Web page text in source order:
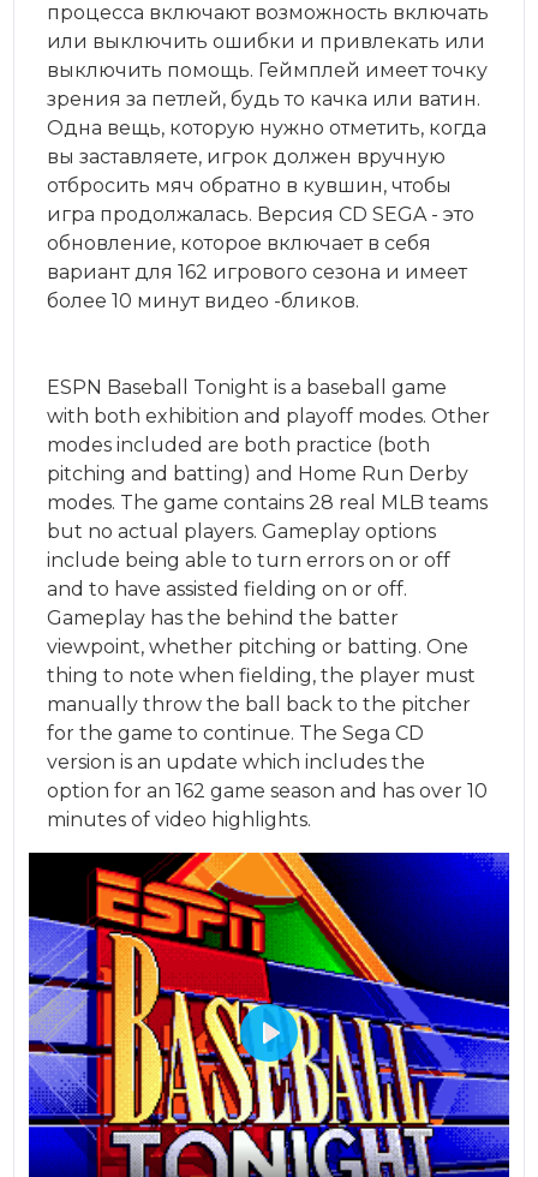
процесса включают возможность включать
или выключить ошибки и привлекать или
выключить помощь. Геймплей имеет точку
зрения за петлей, будь то качка или ватин.
Одна вещь, которую нужно отметить, когда
вы заставляете, игрок должен вручную
отбросить мяч обратно в кувшин, чтобы
игра продолжалась. Версия CD SEGA - это
обновление, которое включает в себя
вариант для 162 игрового сезона и имеет
более 10 минут видео -бликов.
ESPN Baseball Tonight is a baseball game
with both exhibition and playoff modes. Other
modes included are both practice (both
pitching and batting) and Home Run Derby
modes. The game contains 28 real MLB teams
but no actual players. Gameplay options
include being able to turn errors on or off
and to have assisted fielding on or off.
Gameplay has the behind the batter
viewpoint, whether pitching or batting. One
thing to note when fielding, the player must
manually throw the ball back to the pitcher
for the game to continue. The Sega CD
version is an update which includes the
option for an 162 game season and has over 10
minutes of video highlights.
Play